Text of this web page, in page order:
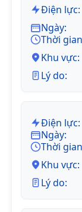
Điện lực:
Ngày:
Thời
Khu vực:
Lý do:
Điện lực:
Ngày:
Thời
Khu vực:
Lý do: